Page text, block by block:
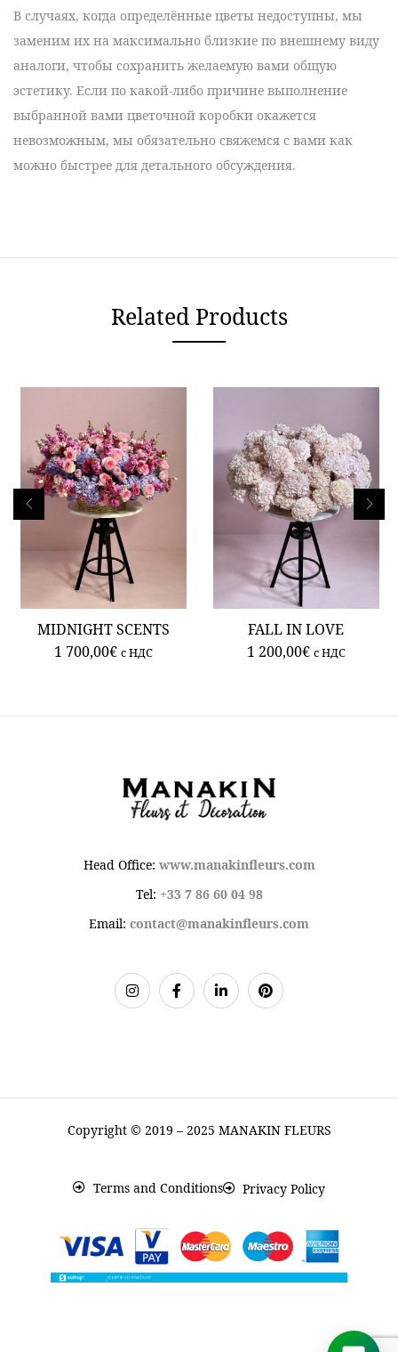
В случаях, когда определённые цветы недоступны, мы
заменим их на максимально близкие по внешнему виду
аналоги, чтобы сохранить желаемую вами общую
эстетику. Если по какой-либо причине выполнение
выбранной вами цветочной коробки окажется
невозможным, мы обязательно свяжемся с вами как
можно быстрее для детального обсуждения.
Related Products
MIDNIGHT SCENTS
1 700,00€ c НДС
FALL IN LOVE
1 200,00€ c НДС
Head Office: www.manakinfleurs.com
Tel: +33 7 86 60 04 98
Email: contact@manakinfleurs.com
Copyright © 2019 – 2025 MANAKIN FLEURS
Terms and Conditions Privacy Policy